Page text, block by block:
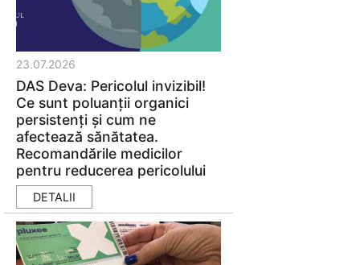
23.07.2026
DAS Deva: Pericolul invizibil!
Ce sunt poluanții organici
persistenți și cum ne
afectează sănătatea.
Recomandările medicilor
pentru reducerea pericolului
DETALII